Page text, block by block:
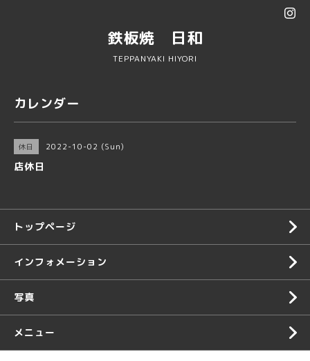
鉄板焼 日和
TEPPANYAKI HIYORI
カレンダー
休日 2022-10-02 (Sun)
店休日
トップページ
インフォメーション
写真
メニュー